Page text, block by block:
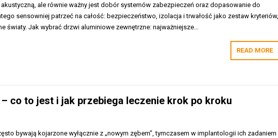
ale równie ważny jest dobór systemów zabezpieczeń oraz dopasowanie do
sensowniej patrzeć na całość: bezpieczeństwo, izolacja i trwałość jako zestaw kryteriów,
światy. Jak wybrać drzwi aluminiowe zewnętrzne: najważniejsze…
READ MORE
co to jest i jak przebiega leczenie krok po kroku
bywają kojarzone wyłącznie z „nowym zębem”, tymczasem w implantologii ich zadaniem